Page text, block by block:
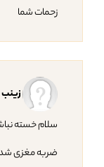
زحمات شما
زینب
سلام خسته
ضربه مغزی